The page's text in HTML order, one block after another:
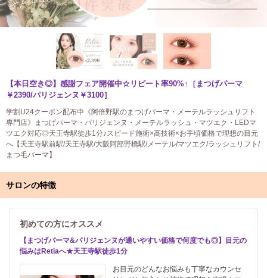
【本日空き◎】感謝フェア開催中☆リピート率90%↑［まつげパーマ
￥2390/パリジェンヌ￥3100］
学割U24クーポン配布中《阿倍野駅のまつげパーマ・メーテルラッシュリフト
専門店》まつげパーマ・パリジェンヌ・メーテルラッシュ・マツエク・LEDマ
ツエク対応◎天王寺駅徒歩1分♪スピード施術×高技術×お手頃価格で理想の目元
へ【天王寺駅前駅/天王寺駅/大阪阿部野橋駅/メーテル/マツエク/ラッシュリフト/
まつ毛パーマ】
サロンの特徴
初めての方にオススメ
【まつげパーマ&パリジェンヌが通いやすい価格で何度でも◎】目元の
悩みはRetiaへ★天王寺駅徒歩1分
お目元のどんなお悩みも丁寧なカウンセ